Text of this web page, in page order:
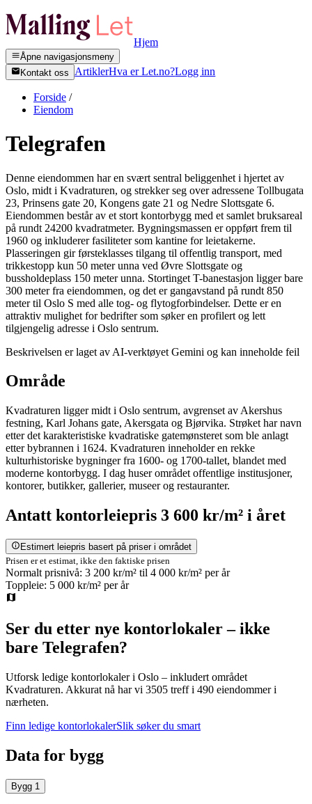
Hjem
Åpne navigasjonsmeny
Kontakt oss
ArtiklerHva er Let.no?Logg inn
Forside /
Eiendom
Telegrafen
Denne eiendommen har en svært sentral beliggenhet i hjertet av
Oslo, midt i Kvadraturen, og strekker seg over adressene Tollbugata
23, Prinsens gate 20, Kongens gate 21 og Nedre Slottsgate 6.
Eiendommen består av et stort kontorbygg med et samlet bruksareal
på rundt 24200 kvadratmeter. Bygningsmassen er oppført frem til
1960 og inkluderer fasiliteter som kantine for leietakerne.
Plasseringen gir førsteklasses tilgang til offentlig transport, med
trikkestopp kun 50 meter unna ved Øvre Slottsgate og
bussholdeplass 150 meter unna. Stortinget T-banestasjon ligger bare
300 meter fra eiendommen, og det er gangavstand på rundt 850
meter til Oslo S med alle tog- og flytogforbindelser. Dette er en
attraktiv mulighet for bedrifter som søker en profilert og lett
tilgjengelig adresse i Oslo sentrum.
Beskrivelsen er laget av AI-verktøyet Gemini og kan inneholde feil
Område
Kvadraturen ligger midt i Oslo sentrum, avgrenset av Akershus
festning, Karl Johans gate, Akersgata og Bjørvika. Strøket har navn
etter det karakteristiske kvadratiske gatemønsteret som ble anlagt
etter bybrannen i 1624. Kvadraturen inneholder en rekke
kulturhistoriske bygninger fra 1600- og 1700-tallet, blandet med
moderne kontorbygg. I dag huser området offentlige institusjoner,
kontorer, butikker, gallerier, museer og restauranter.
Antatt kontorleiepris 3 600 kr/m² i året
Estimert leiepris basert på priser i området
Prisen er et estimat, ikke den faktiske prisen
Normalt prisnivå: 3 200 kr/m² til 4 000 kr/m² per år
Toppleie: 5 000 kr/m² per år
Ser du etter nye kontorlokaler – ikke
bare Telegrafen?
Utforsk ledige kontorlokaler i Oslo – inkludert området
Kvadraturen. Akkurat nå har vi 3505 treff i 490 eiendommer i
nærheten.
Finn ledige kontorlokalerSlik søker du smart
Data for bygg
Bygg 1